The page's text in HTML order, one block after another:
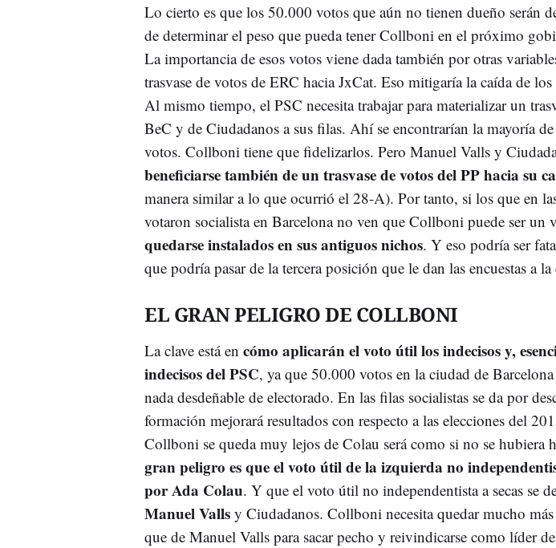
Lo cierto es que los 50.000 votos que aún no tienen dueño serán
de determinar el peso que pueda tener Collboni en el próximo
La importancia de esos votos viene dada también por otras
trasvase de votos de ERC hacia JxCat. Eso mitigaría la caída de los
Al mismo tiempo, el PSC necesita trabajar para materializar un
BeC y de Ciudadanos a sus filas. Ahí se encontrarían la mayoría
votos. Collboni tiene que fidelizarlos. Pero Manuel Valls y
beneficiarse también de un trasvase de votos del PP hacia su
manera similar a lo que ocurrió el 28-A). Por tanto, si los que en
votaron socialista en Barcelona no ven que Collboni puede ser un
quedarse instalados en sus antiguos nichos. Y eso podría ser
que podría pasar de la tercera posición que le dan las encuestas a
EL GRAN PELIGRO DE COLLBONI
La clave está en cómo aplicarán el voto útil los indecisos y,
indecisos del PSC, ya que 50.000 votos en la ciudad de
nada desdeñable de electorado. En las filas socialistas se da por
formación mejorará resultados con respecto a las elecciones del
Collboni se queda muy lejos de Colau será como si no se hubiera
gran peligro es que el voto útil de la izquierda no
por Ada Colau. Y que el voto útil no independentista a secas se
Manuel Valls y Ciudadanos. Collboni necesita quedar mucho
que de Manuel Valls para sacar pecho y reivindicarse como líder